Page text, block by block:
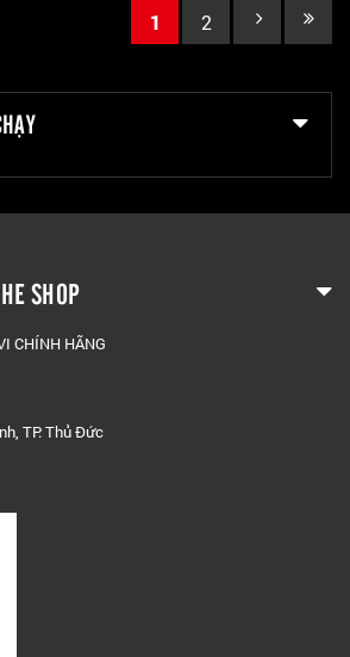
1 2
SHOP
CHÍNH HÃNG
TP. Thủ Đức